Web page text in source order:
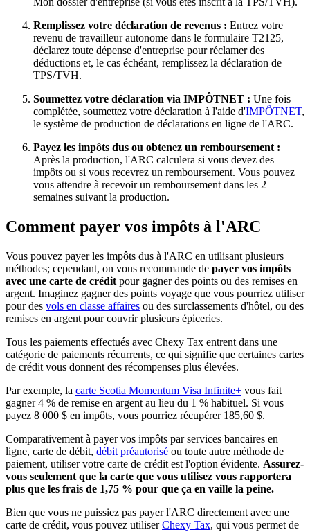
Remplissez votre déclaration de revenus : Entrez votre
revenu de travailleur autonome dans le formulaire T2125,
déclarez toute dépense d'entreprise pour réclamer des
déductions et, le cas échéant, remplissez la déclaration de
TPS/TVH.
Soumettez votre déclaration via IMPÔTNET : Une fois
complétée, soumettez votre déclaration à l'aide d'IMPÔTNET,
le système de production de déclarations en ligne de l'ARC.
Payez les impôts dus ou obtenez un remboursement :
Après la production, l'ARC calculera si vous devez des
impôts ou si vous recevrez un remboursement. Vous pouvez
vous attendre à recevoir un remboursement dans les 2
semaines suivant la production.
Comment payer vos impôts à l'ARC
Vous pouvez payer les impôts dus à l'ARC en utilisant plusieurs
méthodes; cependant, on vous recommande de payer vos impôts
avec une carte de crédit pour gagner des points ou des remises en
argent. Imaginez gagner des points voyage que vous pourriez utiliser
pour des vols en classe affaires ou des surclassements d'hôtel, ou des
remises en argent pour couvrir plusieurs épiceries.
Tous les paiements effectués avec Chexy Tax entrent dans une
catégorie de paiements récurrents, ce qui signifie que certaines cartes
de crédit vous donnent des récompenses plus élevées.
Par exemple, la carte Scotia Momentum Visa Infinite+ vous fait
gagner 4 % de remise en argent au lieu du 1 % habituel. Si vous
payez 8 000 $ en impôts, vous pourriez récupérer 185,60 $.
Comparativement à payer vos impôts par services bancaires en
ligne, carte de débit, débit préautorisé ou toute autre méthode de
paiement, utiliser votre carte de crédit est l'option évidente. Assurez-
vous seulement que la carte que vous utilisez vous rapportera
plus que les frais de 1,75 % pour que ça en vaille la peine.
Bien que vous ne puissiez pas payer l'ARC directement avec une
carte de crédit, vous pouvez utiliserChexy Tax, qui vous permet de